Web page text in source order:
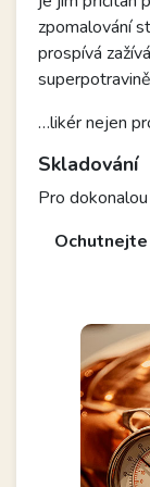
zpomalování
prospívá
…likér nejen
Skladování
Pro